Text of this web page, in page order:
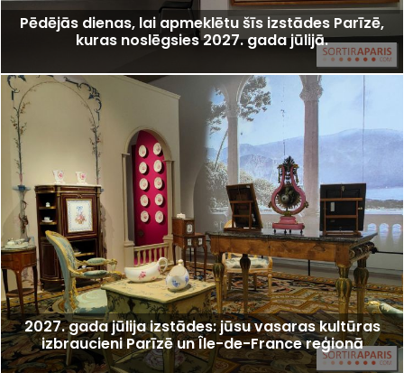
Pēdējās dienas, lai apmeklētu šīs izstādes Parīzē,
kuras noslēgsies 2027. gada jūlijā.
2027. gada jūlija izstādes: jūsu vasaras kultūras
izbraucieni Parīzē un Île-de-France reģionā